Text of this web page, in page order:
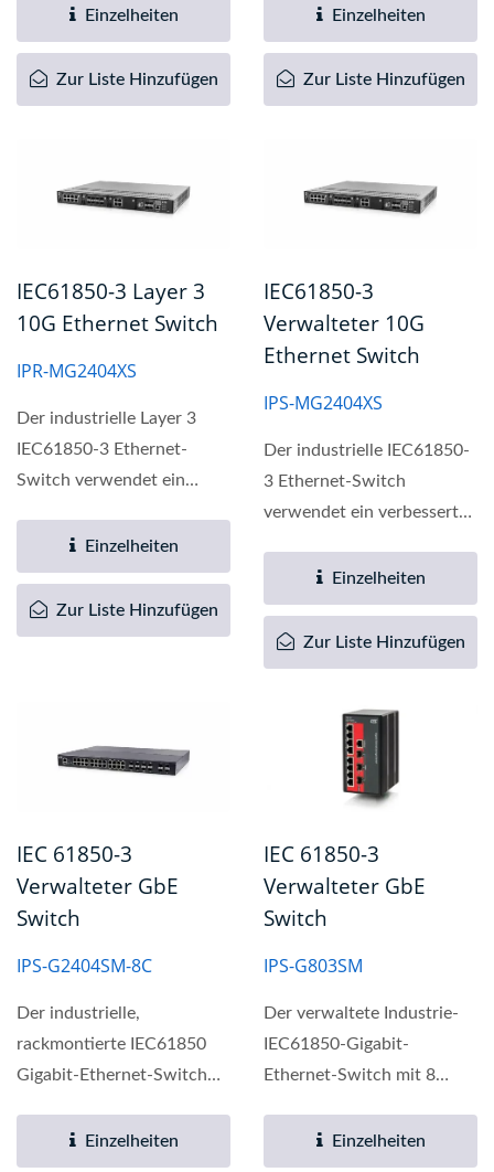
verbessertes...Einzelheiten
Zur Liste Hinzufügen
verbessertes...Einzelheiten
Zur Liste Hinzufügen
IEC61850-3 Layer 3
10G Ethernet Switch
IPR-MG2404XS
Der industrielle Layer 3
IEC61850-3 Ethernet-
Switch verwendet ein
die Anforderungen...
Einzelheiten
Zur Liste Hinzufügen
IEC61850-3
Verwalteter 10G
Ethernet Switch
IPS-MG2404XS
Der industrielle IEC61850-
3 Ethernet-Switch
verwendet ein verbessertes
Anforderungen...
Einzelheiten
Zur Liste Hinzufügen
IEC 61850-3
Verwalteter GbE
Switch
IPS-G2404SM-8C
Der industrielle,
rackmontierte IEC61850
Gigabit-Ethernet-Switch
unabhängigen...
Einzelheiten
IEC 61850-3
Verwalteter GbE
Switch
IPS-G803SM
Der verwaltete Industrie-
IEC61850-Gigabit-
Ethernet-Switch mit 8
100/1000...Einzelheiten